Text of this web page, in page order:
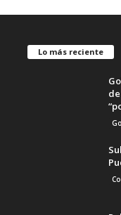
Lo más reciente